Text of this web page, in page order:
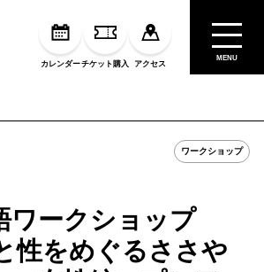
カレンダーチケット購入 アクセス
MENU
ワークショップ
ワークショップ
性をめぐるささや